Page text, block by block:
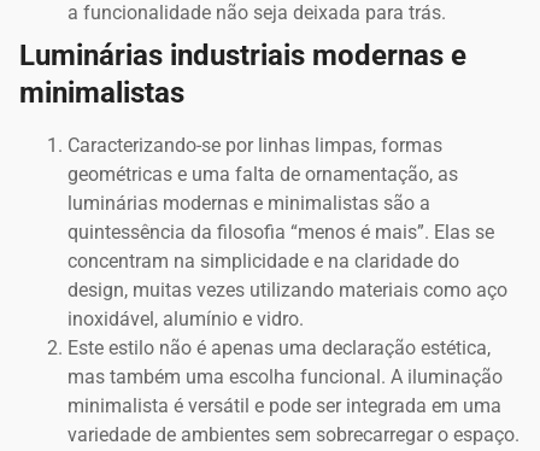
a funcionalidade não seja deixada para trás.
Luminárias industriais modernas e
minimalistas
Caracterizando-se por linhas limpas, formas
geométricas e uma falta de ornamentação, as
luminárias modernas e minimalistas são a
quintessência da filosofia “menos é mais”. Elas se
concentram na simplicidade e na claridade do
design, muitas vezes utilizando materiais como aço
inoxidável, alumínio e vidro.
Este estilo não é apenas uma declaração estética,
mas também uma escolha funcional. A iluminação
minimalista é versátil e pode ser integrada em uma
variedade de ambientes sem sobrecarregar o espaço.